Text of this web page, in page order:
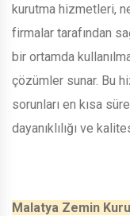
kurutma hizmetleri,
firmalar tarafından
bir ortamda
çözümler sunar. Bu
sorunları en kısa
dayanıklılığı ve
Malatya Zemin